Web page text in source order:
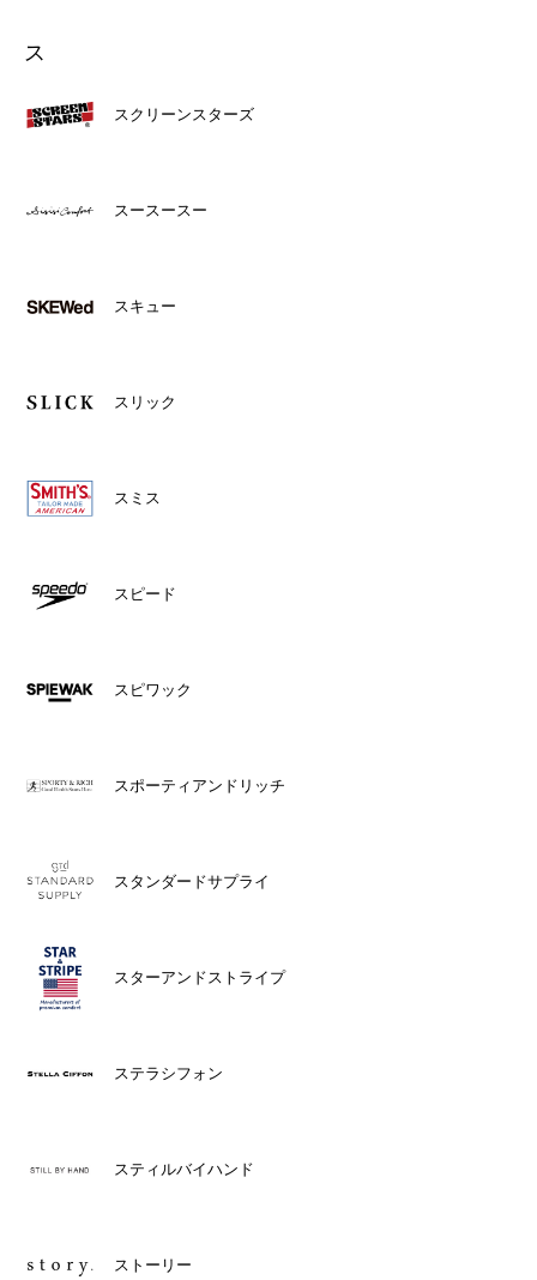
ス
スクリーンスターズ
スースースー
スキュー
スリック
スミス
スピード
スピワック
スポーティアンドリッチ
スタンダードサプライ
スターアンドストライプ
ステラシフォン
スティルバイハンド
ストーリー